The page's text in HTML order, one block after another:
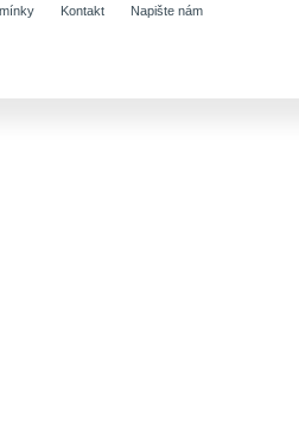
Kontakt Napište nám